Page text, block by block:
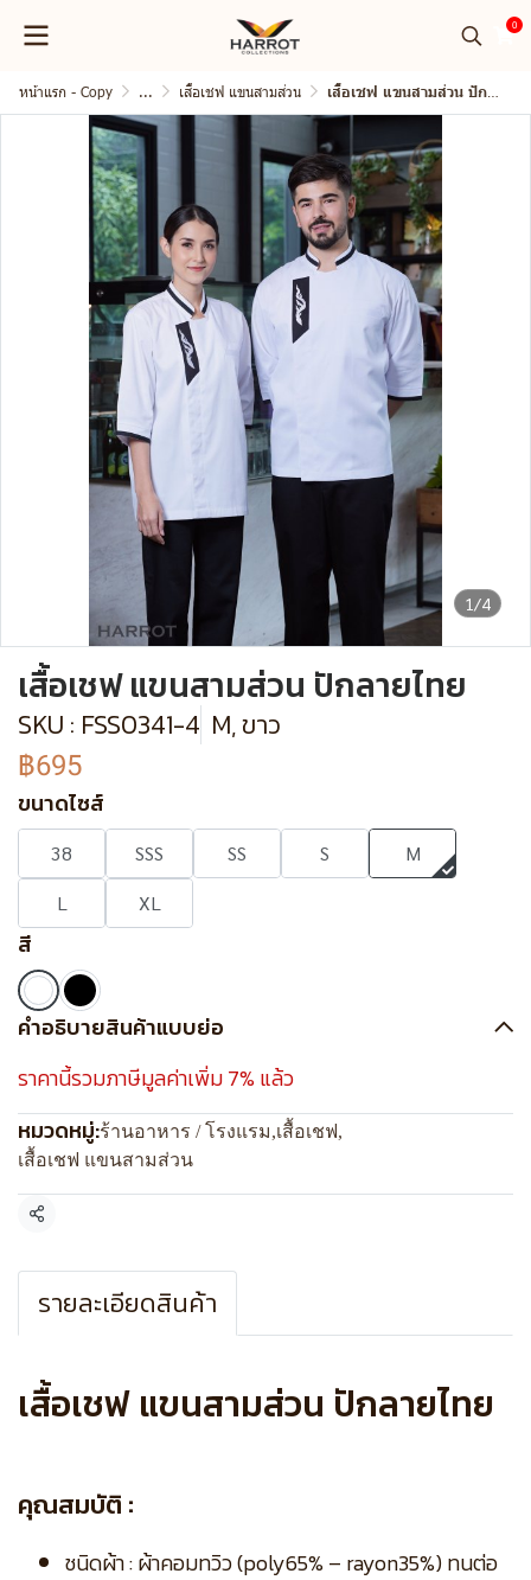
0
หน้าแรก - Copy ... เสื้อเชฟ แขนสามส่วน เสื้อเชฟ แขนสามส่วน ปักลายไทย
1/4
เสื้อเชฟ แขนสามส่วน ปักลายไทย
SKU : FSS0341-4 M, ขาว
฿695
ขนาดไซส์
38 SSS SS S
M
L
XL
สี
คำอธิบายสินค้าแบบย่อ
ราคานี้รวมภาษีมูลค่าเพิ่ม 7% แล้ว
หมวดหมู่:ร้านอาหาร / โรงแรม,เสื้อเชฟ,
เสื้อเชฟ แขนสามส่วน
แชร์
รายละเอียดสินค้า
เสื้อเชฟ แขนสามส่วน ปักลายไทย
คุณสมบัติ :
ชนิดผ้า : ผ้าคอมทวิว (poly65% – rayon35%) ทนต่อ